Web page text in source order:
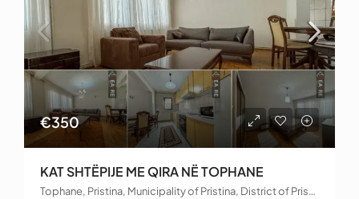
€350
KAT SHTËPIJE ME QIRA NË TOPHANE
Tophane, Pristina, Municipality of Pristina, District of Prishtina, Kosovo